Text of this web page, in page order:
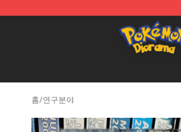
Pokemon Diorama Shop - The Best Store
홈/연구분야